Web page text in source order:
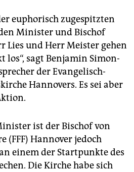
euphorisch zugespitzten
Minister und Bischof
Lies und Herr Meister gehen
los“, sagt Benjamin Simon-
der Evangelisch-
Hannovers. Es sei aber
ist der Bischof von
(FFF) Hannover jedoch
einem der Startpunkte des
Die Kirche habe sich